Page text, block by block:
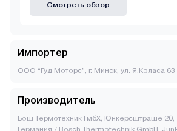
Смотреть обзор
Импортер
ООО “Гуд Моторс”, г. Минск, ул. Я.Коласа 63
Производитель
Бош Термотехник ГмбХ, Юнкерсштраше 20,
Германия / Bosch Thermotechnik GmbH,